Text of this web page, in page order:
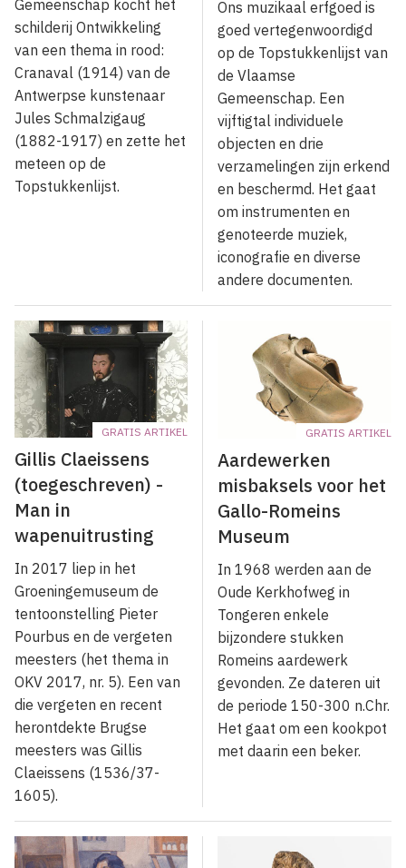
Gemeenschap kocht het
schilderij Ontwikkeling
van een thema in rood:
Cranaval (1914) van de
Antwerpse kunstenaar
Jules Schmalzigaug
(1882-1917) en zette het
meteen op de
Topstukkenlijst.
Ons muzikaal erfgoed is
goed vertegenwoordigd
op de Topstukkenlijst van
de Vlaamse
Gemeenschap. Een
vijftigtal individuele
objecten en drie
verzamelingen zijn erkend
en beschermd. Het gaat
om instrumenten en
genoteerde muziek,
iconografie en diverse
andere documenten.
GRATIS ARTIKEL
Gillis Claeissens
(toegeschreven) -
Man in
wapenuitrusting
In 2017 liep in het
Groeningemuseum de
tentoonstelling Pieter
Pourbus en de vergeten
meesters (het thema in
OKV 2017, nr. 5). Een van
die vergeten en recent
herontdekte Brugse
meesters was Gillis
Claeissens (1536/37-
1605).
GRATIS ARTIKEL
Aardewerken
misbaksels voor het
Gallo-Romeins
Museum
In 1968 werden aan de
Oude Kerkhofweg in
Tongeren enkele
bijzondere stukken
Romeins aardewerk
gevonden. Ze dateren uit
de periode 150-300 n.Chr.
Het gaat om een kookpot
met daarin een beker.